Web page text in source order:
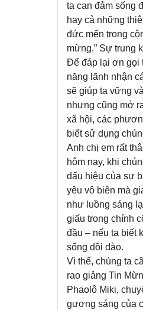
ta can đảm sống
hay cả những
đức mến trong
mừng.” Sự trung
Để đáp lại ơn gọi
năng lãnh nhận
sẽ giúp ta vững
nhưng cũng mở
xã hội, các
biết sử dụng
Anh chị em rất
hôm nay, khi
dấu hiệu của sự
yêu vô biên mà
như luồng sáng
giấu trong chính
đầu – nếu ta biết
sống dồi dào.
Vì thế, chúng ta
rao giảng Tin
Phaolô Miki,
gương sáng của